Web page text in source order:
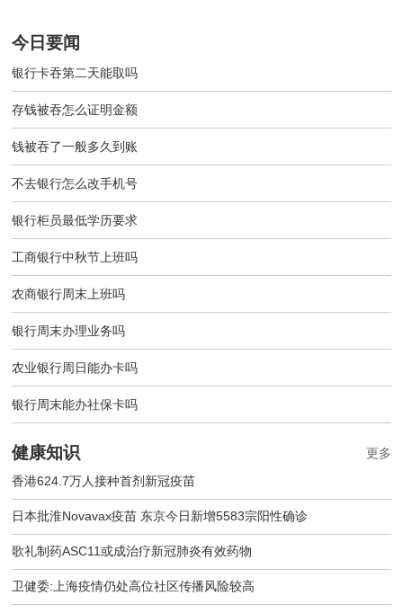
今日要闻
银行卡吞第二天能取吗
存钱被吞怎么证明金额
钱被吞了一般多久到账
不去银行怎么改手机号
银行柜员最低学历要求
工商银行中秋节上班吗
农商银行周末上班吗
银行周末办理业务吗
农业银行周日能办卡吗
银行周末能办社保卡吗
健康知识
香港624.7万人接种首剂新冠疫苗
日本批淮Novavax疫苗 东京今日新增5583宗阳性确诊
歌礼制药ASC11或成治疗新冠肺炎有效药物
卫健委:上海疫情仍处高位社区传播风险较高
更多